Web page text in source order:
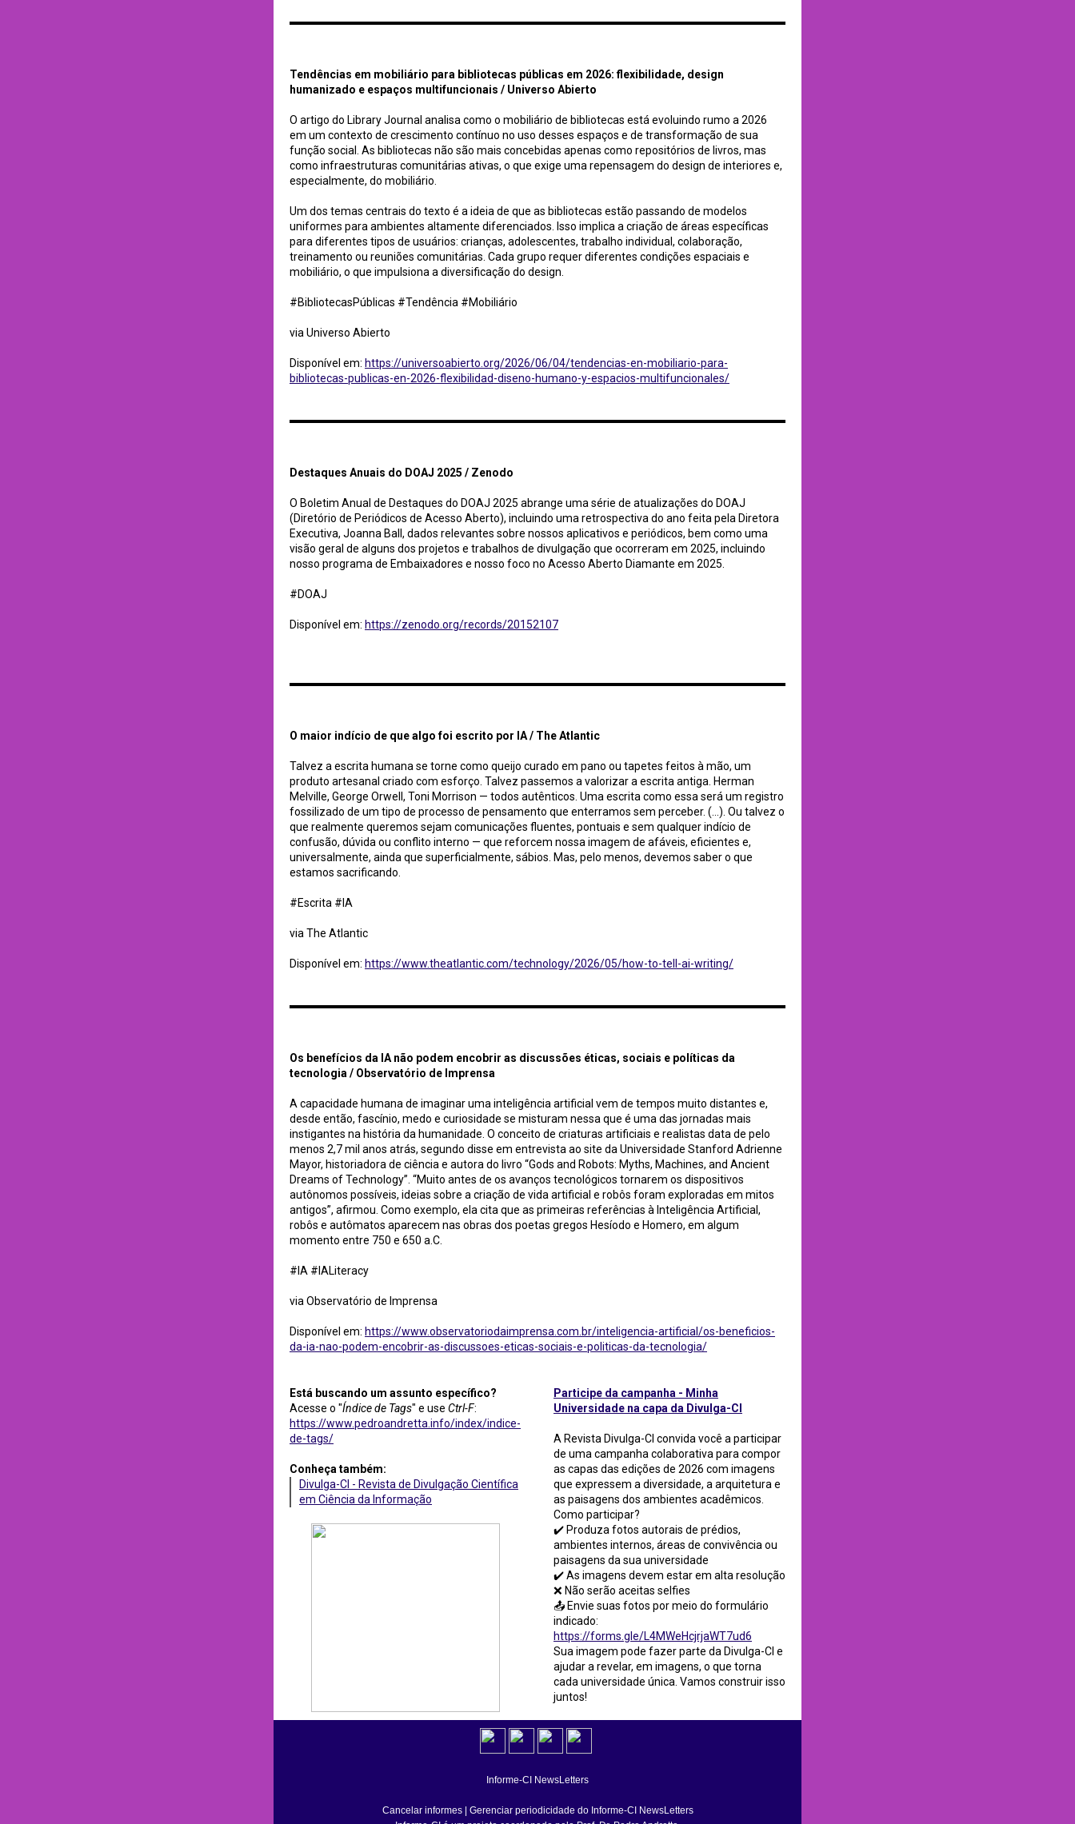
Tendências em mobiliário para bibliotecas públicas em 2026: flexibilidade, design
humanizado e espaços multifuncionais / Universo Abierto
O artigo do Library Journal analisa como o mobiliário de bibliotecas está evoluindo rumo a 2026
em um contexto de crescimento contínuo no uso desses espaços e de transformação de sua
função social. As bibliotecas não são mais concebidas apenas como repositórios de livros, mas
como infraestruturas comunitárias ativas, o que exige uma repensagem do design de interiores e,
especialmente, do mobiliário.
Um dos temas centrais do texto é a ideia de que as bibliotecas estão passando de modelos
uniformes para ambientes altamente diferenciados. Isso implica a criação de áreas específicas
para diferentes tipos de usuários: crianças, adolescentes, trabalho individual, colaboração,
treinamento ou reuniões comunitárias. Cada grupo requer diferentes condições espaciais e
mobiliário, o que impulsiona a diversificação do design.
#BibliotecasPúblicas #Tendência #Mobiliário
via Universo Abierto
Disponível em: https://universoabierto.org/2026/06/04/tendencias-en-mobiliario-para-
bibliotecas-publicas-en-2026-flexibilidad-diseno-humano-y-espacios-multifuncionales/
Destaques Anuais do DOAJ 2025 / Zenodo
O Boletim Anual de Destaques do DOAJ 2025 abrange uma série de atualizações do DOAJ
(Diretório de Periódicos de Acesso Aberto), incluindo uma retrospectiva do ano feita pela Diretora
Executiva, Joanna Ball, dados relevantes sobre nossos aplicativos e periódicos, bem como uma
visão geral de alguns dos projetos e trabalhos de divulgação que ocorreram em 2025, incluindo
nosso programa de Embaixadores e nosso foco no Acesso Aberto Diamante em 2025.
#DOAJ
Disponível em: https://zenodo.org/records/20152107
O maior indício de que algo foi escrito por IA / The Atlantic
Talvez a escrita humana se torne como queijo curado em pano ou tapetes feitos à mão, um
produto artesanal criado com esforço. Talvez passemos a valorizar a escrita antiga. Herman
Melville, George Orwell, Toni Morrison — todos autênticos. Uma escrita como essa será um registro
fossilizado de um tipo de processo de pensamento que enterramos sem perceber. (...). Ou talvez o
que realmente queremos sejam comunicações fluentes, pontuais e sem qualquer indício de
confusão, dúvida ou conflito interno — que reforcem nossa imagem de afáveis, eficientes e,
universalmente, ainda que superficialmente, sábios. Mas, pelo menos, devemos saber o que
estamos sacrificando.
#Escrita #IA
via The Atlantic
Disponível em: https://www.theatlantic.com/technology/2026/05/how-to-tell-ai-writing/
Os benefícios da IA não podem encobrir as discussões éticas, sociais e políticas da
tecnologia / Observatório de Imprensa
A capacidade humana de imaginar uma inteligência artificial vem de tempos muito distantes e,
desde então, fascínio, medo e curiosidade se misturam nessa que é uma das jornadas mais
instigantes na história da humanidade. O conceito de criaturas artificiais e realistas data de pelo
menos 2,7 mil anos atrás, segundo disse em entrevista ao site da Universidade Stanford Adrienne
Mayor, historiadora de ciência e autora do livro “Gods and Robots: Myths, Machines, and Ancient
Dreams of Technology”. “Muito antes de os avanços tecnológicos tornarem os dispositivos
autônomos possíveis, ideias sobre a criação de vida artificial e robôs foram exploradas em mitos
antigos”, afirmou. Como exemplo, ela cita que as primeiras referências à Inteligência Artificial,
robôs e autômatos aparecem nas obras dos poetas gregos Hesíodo e Homero, em algum
momento entre 750 e 650 a.C.
#IA #IALiteracy
via Observatório de Imprensa
Disponível em: https://www.observatoriodaimprensa.com.br/inteligencia-artificial/os-beneficios-
da-ia-nao-podem-encobrir-as-discussoes-eticas-sociais-e-politicas-da-tecnologia/
Está buscando um assunto específico?
Acesse o "Índice de Tags" e use Ctrl-F:
https://www.pedroandretta.info/index/indice-
de-tags/
Conheça também:
Divulga-CI - Revista de Divulgação Científica
em Ciência da Informação
Participe da campanha - Minha
Universidade na capa da Divulga-CI
A Revista Divulga-CI convida você a participar
de uma campanha colaborativa para compor
as capas das edições de 2026 com imagens
que expressem a diversidade, a arquitetura e
as paisagens dos ambientes acadêmicos.
Como participar?
✔️ Produza fotos autorais de prédios,
ambientes internos, áreas de convivência ou
paisagens da sua universidade
✔️ As imagens devem estar em alta resolução
❌ Não serão aceitas selfies
📤 Envie suas fotos por meio do formulário
indicado:
https://forms.gle/L4MWeHcjrjaWT7ud6
Sua imagem pode fazer parte da Divulga-CI e
ajudar a revelar, em imagens, o que torna
cada universidade única. Vamos construir isso
juntos!
Informe-CI NewsLetters
Cancelar informes| Gerenciar periodicidade do Informe-CI NewsLetters